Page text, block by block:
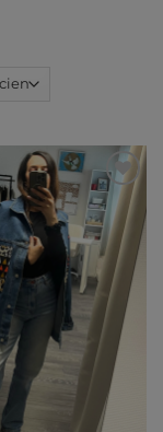
Ajouter
à ma
liste de
souhaits